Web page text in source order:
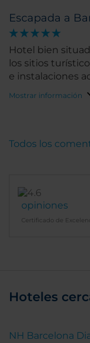
Escapada a
Hotel bien
los sitios
e instalaciones
Mostrar información
opiniones
Certificado de
Todos los
Hoteles
NH Barcelona